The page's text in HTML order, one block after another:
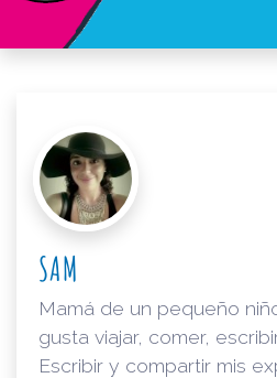
SAM
Mamá de un pequeño
gusta viajar, comer,
Escribir y compartir mis